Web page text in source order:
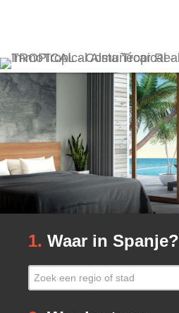
1. Waar in Spanje?